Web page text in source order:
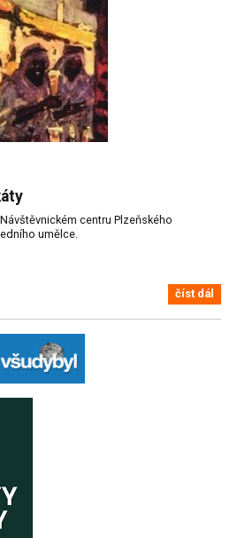
centru Plzeňského
umělce.
číst dál